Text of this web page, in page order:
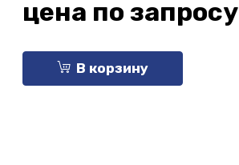
цена по запросу
В корзину